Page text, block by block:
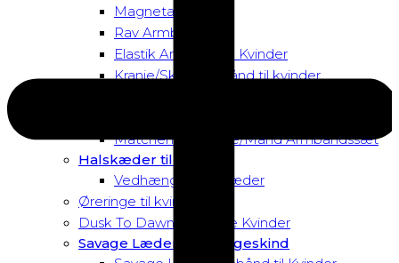
Magnetarmbånd
Rav Armbånd
Elastik Armbånd til Kvinder
Kranie/Skull Armbånd til kvinder
Matchende Kvinde/Mand Armbåndssæt
Halskæder til Kvinder
Vedhæng til halskæder
Øreringe til kvinder
Dusk To Dawn Exclusive Kvinder
Savage Læder og Slangeskind